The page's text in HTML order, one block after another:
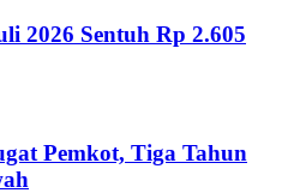
2026 Sentuh Rp 2.605
Pemkot, Tiga Tahun